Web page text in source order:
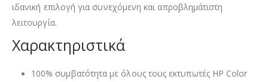
ιδανική επιλογή για συνεχόμενη και απροβλημάτιστη
λειτουργία.
Χαρακτηριστικά
100% συμβατότητα με όλους τους εκτυπωτές HP Color